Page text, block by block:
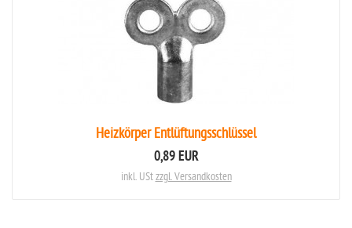
Heizkörper Entlüftungsschlüssel
0,89 EUR
inkl. UStzzgl. Versandkosten